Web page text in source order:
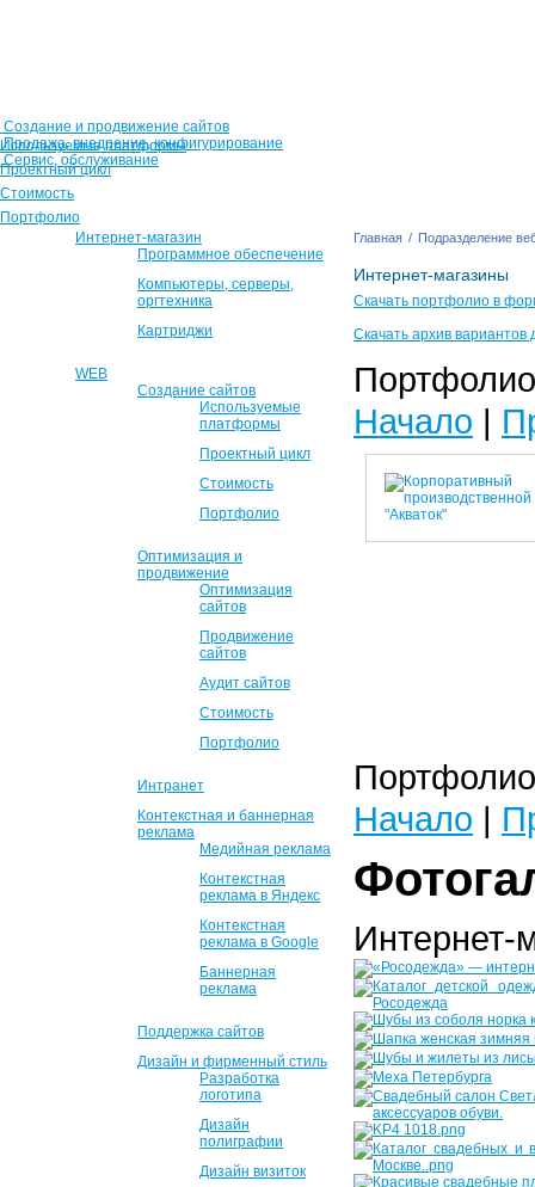
Создание и продвижение сайтов
Продажа, внедрение, конфигурирование
Сервис, обслуживание
Используемые платформы
Проектный цикл
Стоимость
Портфолио
Интернет-магазин
Программное обеспечение
Компьютеры, серверы,
оргтехника
Картриджи
WEB
Создание сайтов
Используемые
платформы
Проектный цикл
Стоимость
Портфолио
Оптимизация и
продвижение
Оптимизация
сайтов
Продвижение
сайтов
Аудит сайтов
Стоимость
Портфолио
Интранет
Контекстная и баннерная
реклама
Медийная реклама
Контекстная
реклама в Яндекс
Контекстная
реклама в Google
Баннерная
реклама
Поддержка сайтов
Дизайн и фирменный стиль
Разработка
логотипа
Дизайн
полиграфии
Дизайн визиток
Главная / Подразделение
Интернет-магазины
Скачать портфолио в
Скачать архив вариантов
Начало |
Начало |
Интернет-